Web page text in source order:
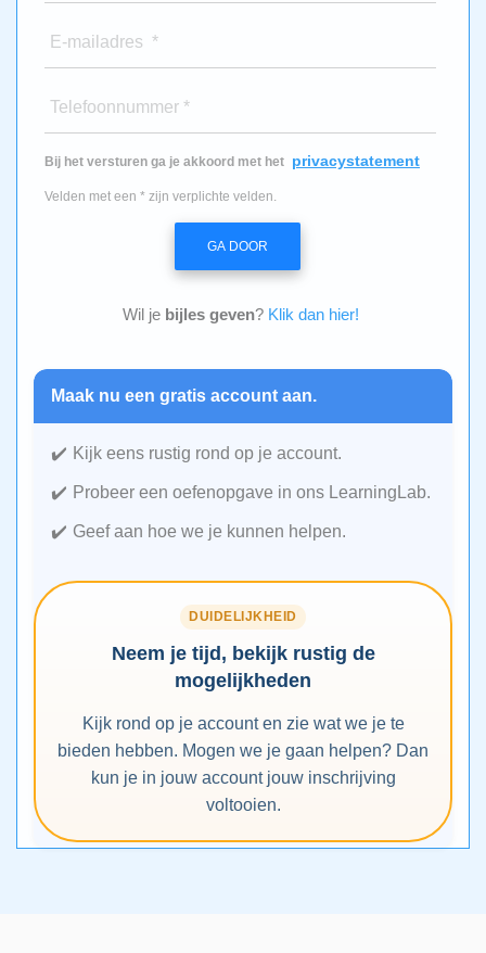
E-mailadres *
Telefoonnummer *
Bij het versturen ga je akkoord met het privacystatement
Velden met een * zijn verplichte velden.
GA DOOR
Wil je bijles geven? Klik dan hier!
Maak nu een gratis account aan.
Kijk eens rustig rond op je account.
Probeer een oefenopgave in ons LearningLab.
Geef aan hoe we je kunnen helpen.
DUIDELIJKHEID
Neem je tijd, bekijk rustig de
mogelijkheden
Kijk rond op je account en zie wat we je te
bieden hebben. Mogen we je gaan helpen? Dan
kun je in jouw account jouw inschrijving
voltooien.